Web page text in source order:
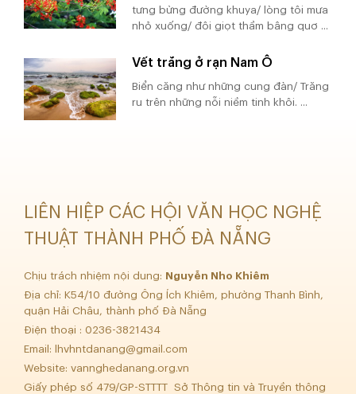
tưng bừng đường khuya/ lòng tôi mưa
nhỏ xuống/ đôi giọt thầm bâng quơ ...
Vết trăng ở rạn Nam Ô
Biển căng như những cung đàn/ Trăng
ru trên những nỗi niềm tinh khôi. ...
LIÊN HIỆP CÁC HỘI VĂN HỌC NGHỆ
THUẬT THÀNH PHỐ ĐÀ NẴNG
Chịu trách nhiệm nội dung: Nguyễn Nho Khiêm
Địa chỉ: K54/10 đường Ông Ích Khiêm, phường Thanh Bình,
quận Hải Châu, thành phố Đà Nẵng
Điện thoại : 0236-3821434
Email:
lhvhntdanang@gmail.com
Website: vannghedanang.org.vn
Giấy phép số 479/GP-STTTT Sở Thông tin và Truyền thông